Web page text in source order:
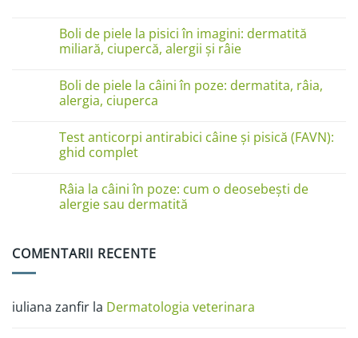
Câinele
se
linge
Cauze
și
soluții
Boli de piele la pisici în imagini: dermatită
miliară, ciupercă, alergii și râie
la
Boli
de
pisici
în
imagini:
ciupercă,
alergii
și
Boli de piele la câini în poze: dermatita, râia,
alergia, ciuperca
Boli
de
câini
în
poze:
ciuperca
Test anticorpi antirabici câine și pisică (FAVN):
ghid complet
la
Test
anticorpi
pisică
Râia la câini în poze: cum o deosebești de
alergie sau dermatită
Râia
cum
o
COMENTARII RECENTE
iuliana zanfir la Dermatologia veterinara